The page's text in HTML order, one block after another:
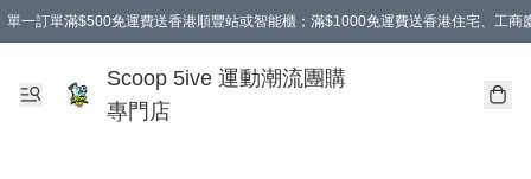
單一訂單滿$500免運費送香港順豐站或智能櫃；滿$1000免運費送香港住宅、工商
Scoop 5ive 運動潮流團購
專門店